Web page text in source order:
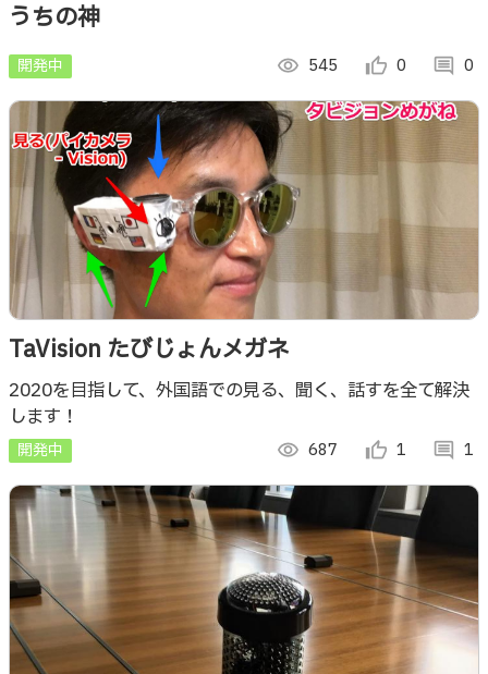
うちの神
開発中 visibility 545 thumb_up_alt 0 comment 0
TaVision たびじょんメガネ
2020を目指して、外国語での見る、聞く、話すを全て解決
します！
開発中 visibility 687 thumb_up_alt 1 comment 1